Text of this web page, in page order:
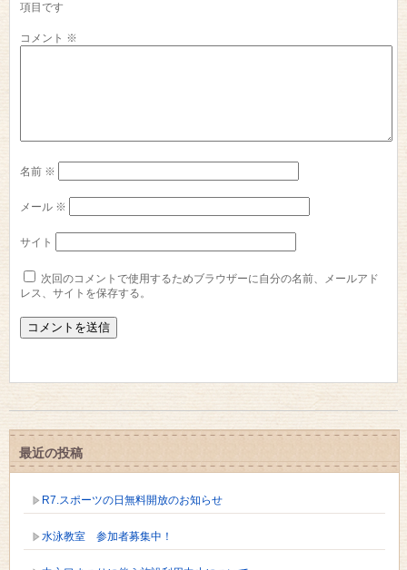
項目です
コメント ※
名前 ※
メール ※
サイト
次回のコメントで使用するためブラウザーに自分の名前、メールアド
レス、サイトを保存する。
最近の投稿
R7.スポーツの日無料開放のお知らせ
水泳教室 参加者募集中！